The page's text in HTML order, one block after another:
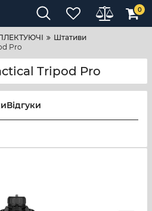
0
Штативи
Pro
Tripod Pro
Відгуки